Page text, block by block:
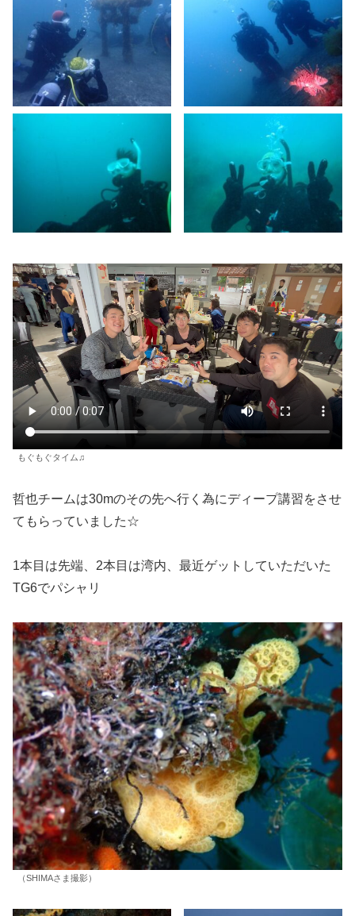
もぐもぐタイム♫
哲也チームは30mのその先へ行く為にディープ講習をさせ
てもらっていました☆
1本目は先端、2本目は湾内、最近ゲットしていただいた
TG6でパシャリ
（SHIMAさま撮影）